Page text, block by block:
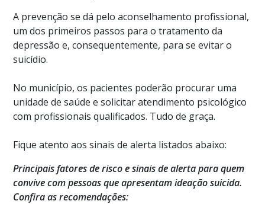
A prevenção se dá pelo aconselhamento profissional,
um dos primeiros passos para o tratamento da
depressão e, consequentemente, para se evitar o
suicídio.
No município, os pacientes poderão procurar uma
unidade de saúde e solicitar atendimento psicológico
com profissionais qualificados. Tudo de graça.
Fique atento aos sinais de alerta listados abaixo:
Principais fatores de risco e sinais de alerta para quem
convive com pessoas que apresentam ideação suicida.
Confira as recomendações: